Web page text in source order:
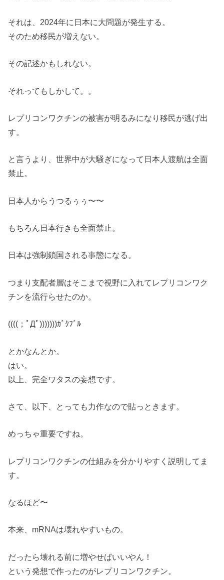
それは、2024年に日本に大問題が発生する。
そのため移民が増えない。
その記述かもしれない。
それってもしかして。。
レプリコンワクチンの被害が明るみになり移民が逃げ出
す。
と言うより、世界中が大騒ぎになって日本人渡航は全面
禁止。
日本人からうつるぅぅ〜〜
もちろん日本行きも全面禁止。
日本は強制鎖国される事態になる。
つまり支配者層はそこまで視野に入れてレプリコンワク
チンを流行らせたのか。
((((；ﾟДﾟ)))))))ｶﾞｸﾌﾞﾙ
とかなんとか。
はい。
以上、完全ワタスの妄想です。
さて、以下、とっても力作なので貼っときます。
めっちゃ重要ですね。
レプリコンワクチンの仕組みを分かりやすく説明してま
す。
なるほど〜
本来、mRNAは壊れやすいもの。
だったら壊れる前に増やせばいいやん！
という発想で作ったのがレプリコンワクチン。